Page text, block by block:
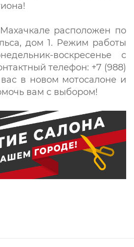
расположен по
дом 1. Режим работы
воскресенье с
телефон: +7 (988)
в новом мотосалоне и
вам с выбором!